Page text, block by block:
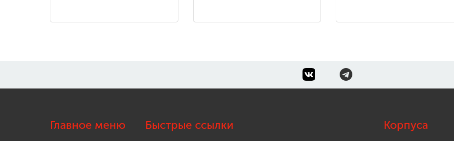
Главное меню Быстрые ссылки Корпуса